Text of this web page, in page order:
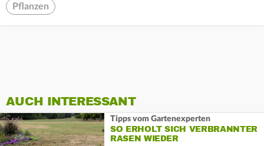
Pflanzen
AUCH INTERESSANT
Tipps vom Gartenexperten
SO ERHOLT SICH VERBRANNTER
RASEN WIEDER